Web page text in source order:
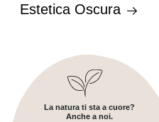
Estetica Oscura
La natura ti sta a cuore?
Anche a noi.